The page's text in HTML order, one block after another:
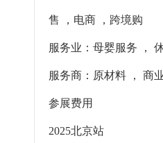
售 ，电商 ，跨境购
服务业：母婴服务 ，
服务商：原材料 ， 商
参展费用
2025北京站